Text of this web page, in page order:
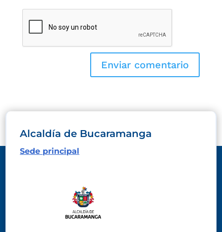
Alcaldía de Bucaramanga
Sede principal